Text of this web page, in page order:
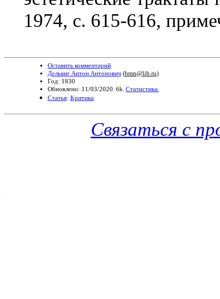
1974, с. 615-616,
Оставить комментарий
Дельвиг Антон Антонович (bmn@lib.ru)
Год: 1830
Обновлено: 11/03/2020. 6k. Статистика.
Статья: Критика
Связаться с